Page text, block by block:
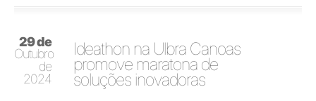
29 de
Outubro
de
2024
Ideathon na Ulbra Canoas
promove maratona de
soluções inovadoras